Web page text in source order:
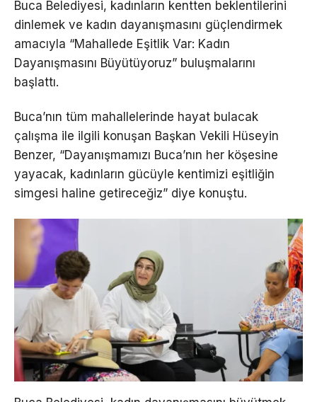
Buca Belediyesi, kadınların kentten beklentilerini
dinlemek ve kadın dayanışmasını güçlendirmek
amacıyla “Mahallede Eşitlik Var: Kadın
Dayanışmasını Büyütüyoruz” buluşmalarını
başlattı.
Buca’nın tüm mahallelerinde hayat bulacak
çalışma ile ilgili konuşan Başkan Vekili Hüseyin
Benzer, “Dayanışmamızı Buca’nın her köşesine
yayacak, kadınların gücüyle kentimizi eşitliğin
simgesi haline getireceğiz” diye konuştu.